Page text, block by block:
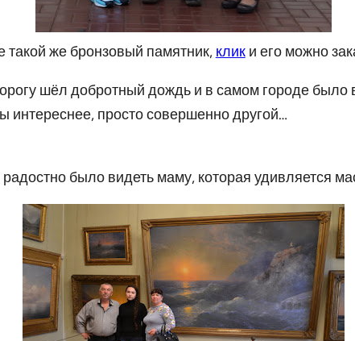
такой же бронзовый памятник, клики его можно
шёл добротный дождь и в самом городе
интереснее, просто совершенно другой…
было видеть маму, которая удивляется